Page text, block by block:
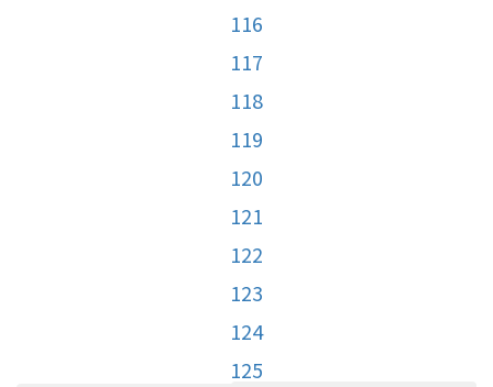
116
117
118
119
120
121
122
123
124
125